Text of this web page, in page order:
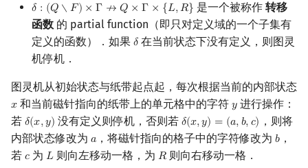
空间谱系定理
萨维奇定理
P?=NP
参考资料
𝛿 : (𝑄 ∖ 𝐹) × Γ ↛ 𝑄 × Γ × {𝐿,𝑅}
δ ( Q∖F)×Γ↛Q ×Γ ×{L ,R } 是一个被称作转移
函数 的 partial function（即只对定义域的一个子集有
定义的函数）．如果 𝛿
δ 在当前状态下没有定义，则图灵
机停机．
图灵机从初始状态与纸带起点起，每次根据当前的内部状态
𝑥
x 和当前磁针指向的纸带上的单元格中的字符𝑦
y进行操作：
若 𝛿(𝑥,𝑦)
δ(x,y) 没有定义则停机，否则若 𝛿(𝑥,𝑦) = (𝑎,𝑏,𝑐)
δ(x,y)= (a, b,c )
，则将
内部状态修改为 𝑎
a ，将磁针指向的格子中的字符修改为𝑏
b ，
若 𝑐
c为 𝐿
L则向左移动一格，为 𝑅
R则向右移动一格．